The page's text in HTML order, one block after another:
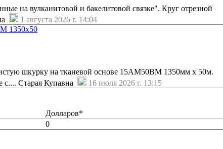
на вулканитовой и бакелитовой связке". Круг отрезной
1 августа 2026 г. 14:04
1350х50
шкурку на тканевой основе 15АМ50ВМ 1350мм х 50м.
Старая Купавна
16 июля 2026 г. 13:15
Долларов*
0